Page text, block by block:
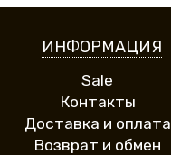
ИНФОРМАЦИЯ
Sale
Контакты
Доставка и оплата
Возврат и обмен